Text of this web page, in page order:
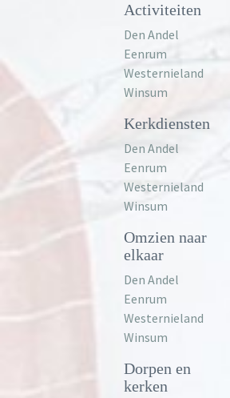
Activiteiten
Den Andel
Eenrum
Westernieland
Winsum
Kerkdiensten
Den Andel
Eenrum
Westernieland
Winsum
Omzien naar
elkaar
Den Andel
Eenrum
Westernieland
Winsum
Dorpen en
kerken